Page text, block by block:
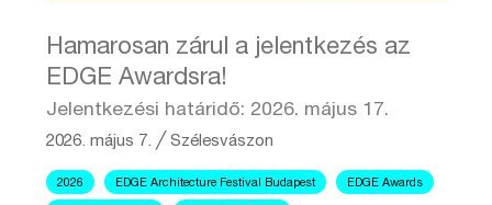
Hamarosan zárul a jelentkezés az
EDGE Awardsra!
Jelentkezési határidő: 2026. május 17.
2026. május 7. ╱Szélesvászon
2026 EDGE Architecture Festival Budapest EDGE Awards